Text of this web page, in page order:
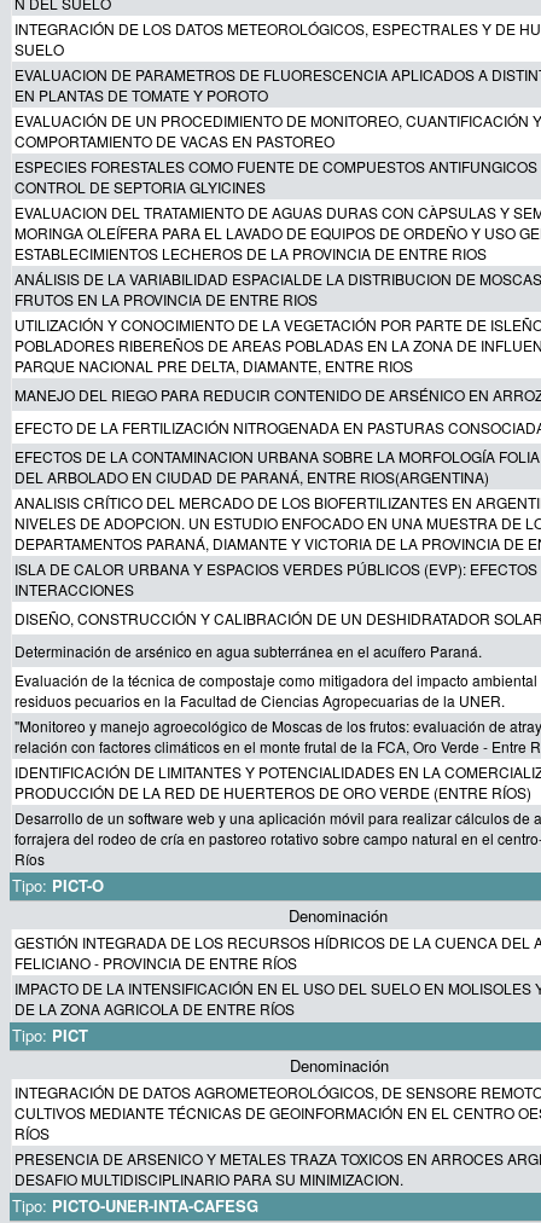
INTEGRACIÓN DE LOS DATOS METEOROLÓGICOS, ESPECTRALES Y DE
SUELO
EVALUACION DE PARAMETROS DE FLUORESCENCIA APLICADOS A
EN PLANTAS DE TOMATE Y POROTO
EVALUACIÓN DE UN PROCEDIMIENTO DE MONITOREO, CUANTIFICACIÓN
COMPORTAMIENTO DE VACAS EN PASTOREO
ESPECIES FORESTALES COMO FUENTE DE COMPUESTOS
CONTROL DE SEPTORIA GLYICINES
EVALUACION DEL TRATAMIENTO DE AGUAS DURAS CON CÀPSULAS Y
MORINGA OLEÍFERA PARA EL LAVADO DE EQUIPOS DE ORDEÑO Y USO
ESTABLECIMIENTOS LECHEROS DE LA PROVINCIA DE ENTRE RIOS
ANÁLISIS DE LA VARIABILIDAD ESPACIALDE LA DISTRIBUCION DE
FRUTOS EN LA PROVINCIA DE ENTRE RIOS
UTILIZACIÓN Y CONOCIMIENTO DE LA VEGETACIÓN POR PARTE DE
POBLADORES RIBEREÑOS DE AREAS POBLADAS EN LA ZONA DE
PARQUE NACIONAL PRE DELTA, DIAMANTE, ENTRE RIOS
MANEJO DEL RIEGO PARA REDUCIR CONTENIDO DE ARSÉNICO EN
EFECTO DE LA FERTILIZACIÓN NITROGENADA EN PASTURAS
EFECTOS DE LA CONTAMINACION URBANA SOBRE LA MORFOLOGÍA
DEL ARBOLADO EN CIUDAD DE PARANÁ, ENTRE RIOS(ARGENTINA)
ANALISIS CRÍTICO DEL MERCADO DE LOS BIOFERTILIZANTES EN
NIVELES DE ADOPCION. UN ESTUDIO ENFOCADO EN UNA MUESTRA DE
DEPARTAMENTOS PARANÁ, DIAMANTE Y VICTORIA DE LA PROVINCIA DE
ISLA DE CALOR URBANA Y ESPACIOS VERDES PÚBLICOS (EVP): EFECTOS
INTERACCIONES
DISEÑO, CONSTRUCCIÓN Y CALIBRACIÓN DE UN DESHIDRATADOR
Determinación de arsénico en agua subterránea en el acuífero Paraná.
Evaluación de la técnica de compostaje como mitigadora del impacto
residuos pecuarios en la Facultad de Ciencias Agropecuarias de la UNER.
"Monitoreo y manejo agroecológico de Moscas de los frutos: evaluación de
relación con factores climáticos en el monte frutal de la FCA, Oro Verde - Entre
IDENTIFICACIÓN DE LIMITANTES Y POTENCIALIDADES EN LA
PRODUCCIÓN DE LA RED DE HUERTEROS DE ORO VERDE (ENTRE RÍOS)
Desarrollo de un software web y una aplicación móvil para realizar cálculos de
forrajera del rodeo de cría en pastoreo rotativo sobre campo natural en el
Ríos
Tipo: PICT-O
Denominación
GESTIÓN INTEGRADA DE LOS RECURSOS HÍDRICOS DE LA CUENCA DEL
FELICIANO - PROVINCIA DE ENTRE RÍOS
IMPACTO DE LA INTENSIFICACIÓN EN EL USO DEL SUELO EN MOLISOLES
DE LA ZONA AGRICOLA DE ENTRE RÍOS
Tipo: PICT
Denominación
INTEGRACIÓN DE DATOS AGROMETEOROLÓGICOS, DE SENSORE
CULTIVOS MEDIANTE TÉCNICAS DE GEOINFORMACIÓN EN EL CENTRO
RÍOS
PRESENCIA DE ARSENICO Y METALES TRAZA TOXICOS EN ARROCES
DESAFIO MULTIDISCIPLINARIO PARA SU MINIMIZACION.
Tipo: PICTO-UNER-INTA-CAFESG